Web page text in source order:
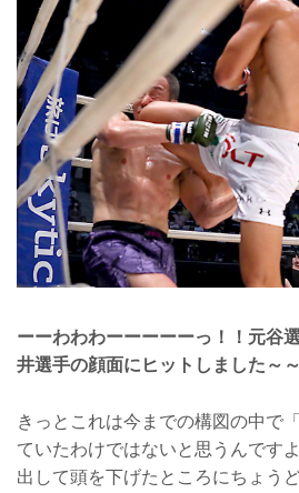
ーーわわわーーーーーっ！！元谷
井選手の顔面にヒットしました～
きっとこれは今までの構図の中で
ていたわけではないと思うんです
出して頭を下げたところにちょう